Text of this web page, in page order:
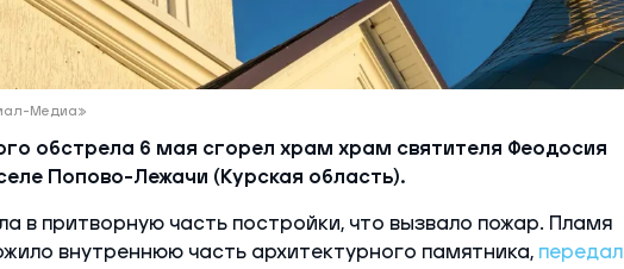
Медиа»
обстрела 6 мая сгорел храм храм святителя Феодосия
Попово-Лежачи (Курская область).
в притворную часть постройки, что вызвало пожар. Пламя
внутреннюю часть архитектурного памятника, передал